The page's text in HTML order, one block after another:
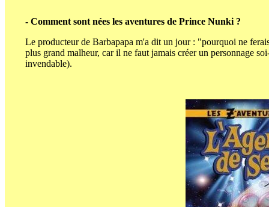
- Comment sont nées les aventures de Prince Nunki ?
Le producteur de Barbapapa m'a dit un jour : "pourquoi ne
plus grand malheur, car il ne faut jamais créer un personnage
invendable).